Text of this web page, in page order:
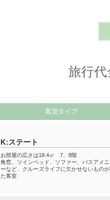
旅行
客室タイプ
K:ステート
お部屋の広さは18.4㎡ 7、8階
角窓、ツインベッド、ソファー、バスアメニ
ーなど、クルーズライフに欠かせないもの
た客室